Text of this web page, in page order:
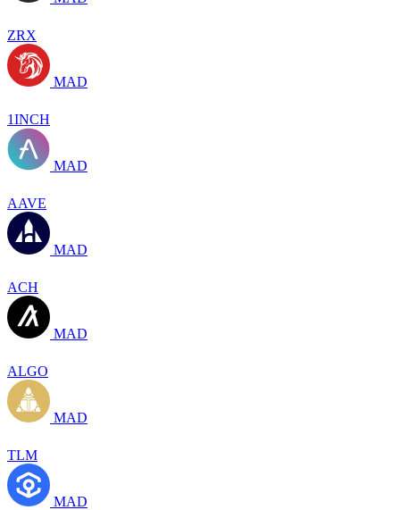
ZRX
MAD
1INCH
MAD
AAVE
MAD
ACH
MAD
ALGO
MAD
TLM
MAD